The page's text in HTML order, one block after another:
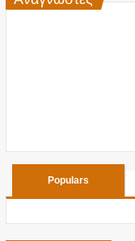
Populars